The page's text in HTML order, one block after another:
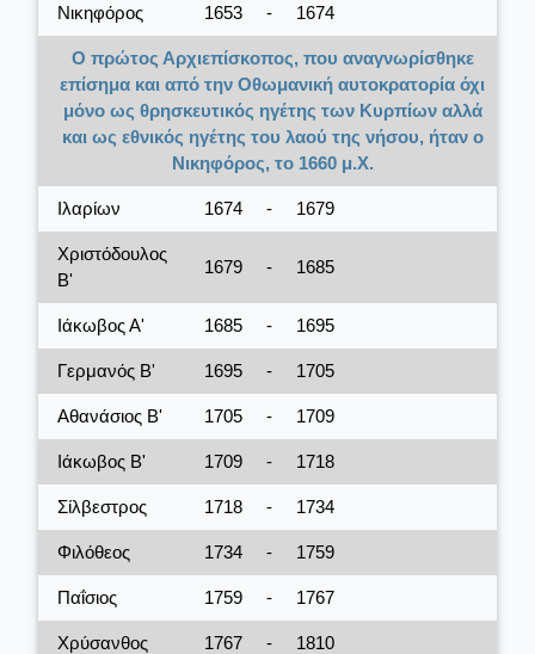
Νικηφόρος 1653 - 1674
Ο πρώτος Αρχιεπίσκοπος, που αναγνωρίσθηκε
επίσημα και από την Οθωμανική αυτοκρατορία όχι
μόνο ως θρησκευτικός ηγέτης των Κυρπίων αλλά
και ως εθνικός ηγέτης του λαού της νήσου, ήταν ο
Νικηφόρος, το 1660 μ.Χ.
Ιλαρίων 1674 - 1679
Χριστόδουλος
Β'
1679 - 1685
Ιάκωβος Α' 1685 - 1695
Γερμανός Β' 1695 - 1705
Αθανάσιος Β' 1705 - 1709
Ιάκωβος Β' 1709 - 1718
Σίλβεστρος 1718 - 1734
Φιλόθεος 1734 - 1759
Παΐσιος 1759 - 1767
Χρύσανθος 1767 - 1810